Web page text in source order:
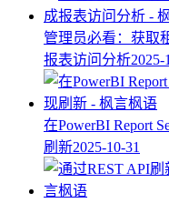
管理员必看：获取
报表访问分析2025-
在PowerBI Report
刷新2025-10-31